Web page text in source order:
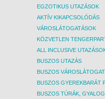
EGZOTIKUS UTAZÁSOK
AKTÍV KIKAPCSOLÓDÁS
VÁROSLÁTOGATÁSOK
BUSZOS UTAZÁS